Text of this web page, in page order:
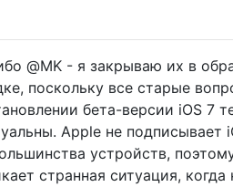
@MK - я закрываю их в
поскольку все старые
бета-версии iOS 7
Apple не подписывает
устройств,
странная ситуация,